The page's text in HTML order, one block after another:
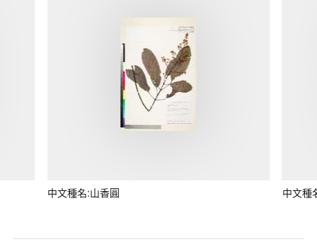
中文種名:山香圓 中文種